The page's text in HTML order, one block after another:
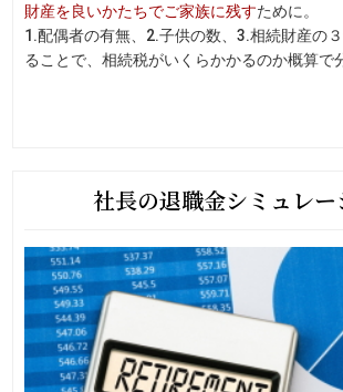
財産を良いかたちでご家族に残すために。
1.配偶者の有無、2.子供の数、3.相続財産の
ることで、相続税がいくらかかるのか概算で
社長の退職金シミュレー